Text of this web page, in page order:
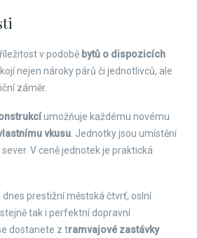
v podobě bytů o dispozicích
nejen nároky párů či jednotlivců, ale
záměr.
umožňuje každému novému
vkusu . Jednotky jsou umístění
V ceně jednotek je praktická
prestižní městská čtvrť, oslní
tak i perfektní dopravní
dostanete z tramvajové zastávky